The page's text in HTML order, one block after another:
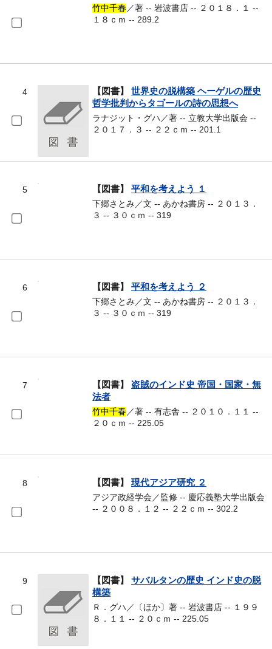
竹中千春 ／著 -- 岩波書店 -- ２０１８．１ --
１８ｃｍ -- 289.2
4 【図書】
世界史の脱構築 ヘーゲルの歴史
哲学批判からタゴールの詩の思想へ
ラナジット・グハ／著 -- 立教大学出版会 --
２０１７．３ -- ２２ｃｍ -- 201.1
5 【図書】 平和を考えよう １
下郷さとみ／文 -- あかね書房 -- ２０１３．
３ -- ３０ｃｍ -- 319
6 【図書】 平和を考えよう ２
下郷さとみ／文 -- あかね書房 -- ２０１３．
３ -- ３０ｃｍ -- 319
7 【図書】
盗賊のインド史 帝国・国家・無
法者
竹中千春 ／著 -- 有志舎 -- ２０１０．１１ --
２０ｃｍ -- 225.05
8 【図書】 現代アジア研究 ２
アジア政経学会／監修 -- 慶応義塾大学出版会
-- ２００８．１２ -- ２２ｃｍ -- 302.2
9 【図書】
サバルタンの歴史 インド史の脱
構築
Ｒ．グハ／〔ほか〕著 -- 岩波書店 -- １９９
８．１１ -- ２０ｃｍ -- 225.05